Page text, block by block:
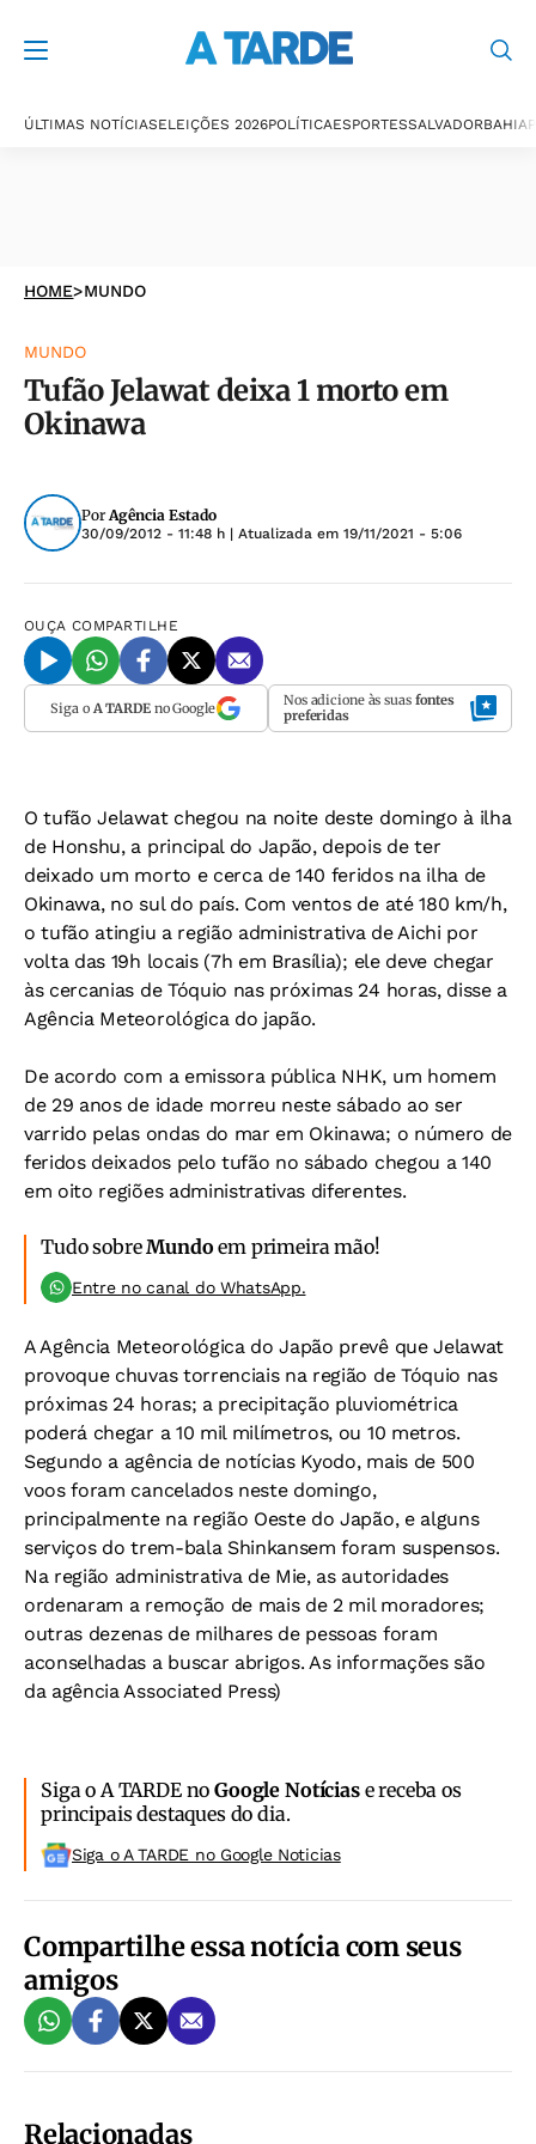
ÚLTIMAS NOTÍCIASELEIÇÕES 2026POLÍTICAESPORTESSALVADORBAHIA
HOME>MUNDO
MUNDO
Tufão Jelawat deixa 1 morto em
Okinawa
PorAgência Estado
30/09/2012 - 11:48 h | Atualizada em 19/11/2021 - 5:06
OUÇA COMPARTILHE
Siga o A TARDEno Google Nos adicione às suas fontes
preferidas
O tufão Jelawat chegou na noite deste domingo à ilha
de Honshu, a principal do Japão, depois de ter
deixado um morto e cerca de 140 feridos na ilha de
Okinawa, no sul do país. Com ventos de até 180 km/h,
o tufão atingiu a região administrativa de Aichi por
volta das 19h locais (7h em Brasília); ele deve chegar
às cercanias de Tóquio nas próximas 24 horas, disse a
Agência Meteorológica do japão.
De acordo com a emissora pública NHK, um homem
de 29 anos de idade morreu neste sábado ao ser
varrido pelas ondas do mar em Okinawa; o número de
feridos deixados pelo tufão no sábado chegou a 140
em oito regiões administrativas diferentes.
Tudo sobreMundo em primeira mão!
Entre no canal do WhatsApp.
A Agência Meteorológica do Japão prevê que Jelawat
provoque chuvas torrenciais na região de Tóquio nas
próximas 24 horas; a precipitação pluviométrica
poderá chegar a 10 mil milímetros, ou 10 metros.
Segundo a agência de notícias Kyodo, mais de 500
voos foram cancelados neste domingo,
principalmente na região Oeste do Japão, e alguns
serviços do trem-bala Shinkansem foram suspensos.
Na região administrativa de Mie, as autoridades
ordenaram a remoção de mais de 2 mil moradores;
outras dezenas de milhares de pessoas foram
aconselhadas a buscar abrigos. As informações são
da agência Associated Press)
Siga o A TARDE noGoogle Notíciase receba os
principais destaques do dia.
Siga o A TARDE no Google Noticias
Compartilhe essa notícia com seus
amigos
Relacionadas